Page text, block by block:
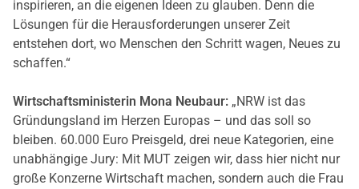
inspirieren, an die eigenen Ideen zu glauben. Denn die
Lösungen für die Herausforderungen unserer Zeit
entstehen dort, wo Menschen den Schritt wagen, Neues zu
schaffen.“
Wirtschaftsministerin Mona Neubaur: „NRW ist das
Gründungsland im Herzen Europas – und das soll so
bleiben. 60.000 Euro Preisgeld, drei neue Kategorien, eine
unabhängige Jury: Mit MUT zeigen wir, dass hier nicht nur
große Konzerne Wirtschaft machen, sondern auch die Frau